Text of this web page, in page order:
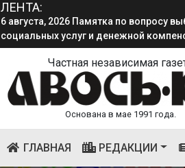
ЛЕНТА:
6 августа, 2026 Памятка по вопросу
социальных услуг и денежной
Частная независимая
Основана в мае 1991 года.
ГЛАВНАЯ(CURRENT)РЕДАКЦИИ